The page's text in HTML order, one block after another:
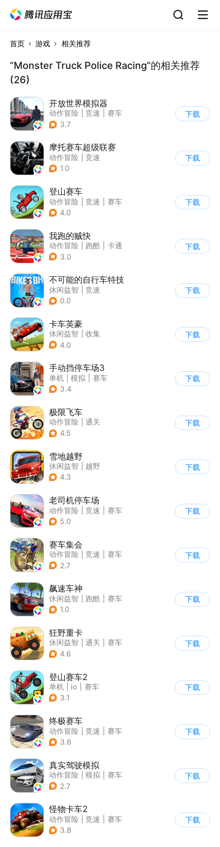
首页 游戏 相关推荐
“Monster Truck Police Racing”的相关推荐
(26)
开放世界模拟器
动作冒险 竞速
赛车
| 开放世界
3.7
下载
摩托赛车超级联赛
动作冒险
竞速
| 摩托车
1.0
下载
登山赛车
动作冒险 竞速
赛车
| 卡通
4.0
下载
我跑的贼快
动作冒险 跑酷
卡通
3.0
下载
不可能的自行车特技
休闲益智
竞速
| 自行车
0.0
下载
卡车英豪
休闲益智
收集
4.0
下载
手动挡停车场3
单机 模拟
赛车
| 开放世界
3.4
下载
极限飞车
动作冒险
通关
| 摩托车
4.5
下载
雪地越野
休闲益智
越野
| 横版过关
4.3
下载
老司机停车场
动作冒险 竞速
赛车
| 写实
5.0
下载
赛车集会
动作冒险 竞速
赛车
| 写实
2.7
下载
飙速车神
休闲益智 跑酷
赛车
| 漂移
1.0
下载
狂野重卡
休闲益智 通关
赛车
4.6
下载
登山赛车2
单机 io
赛车
| 欧美风
3.1
下载
终极赛车
动作冒险 竞速
赛车
3.6
下载
真实驾驶模拟
动作冒险 模拟
赛车
| 漂移
2.7
下载
怪物卡车2
动作冒险 竞速
赛车
| 卡通
3.8
下载